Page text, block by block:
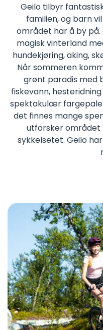
Geilo tilbyr
familien, og barn
området har å by
magisk vinterland
hundekjøring, aking,
Når sommeren
grønt paradis med
fiskevann,
spektakulær
det finnes mange
utforsker området
sykkelsetet. Geilo